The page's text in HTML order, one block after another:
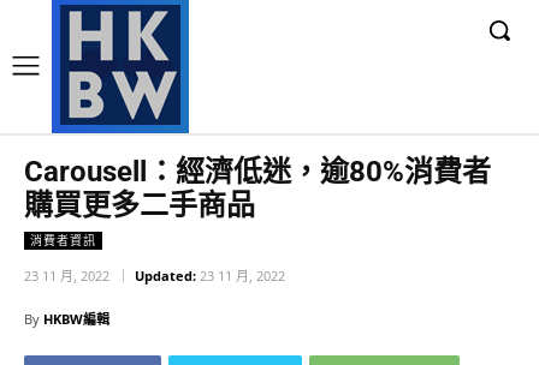
Carousell：經濟低迷，逾80%消費者
購買更多二手商品
消費者資訊
23 11 月, 2022 Updated: 23 11 月, 2022
By HKBW編輯